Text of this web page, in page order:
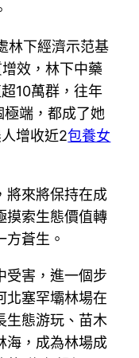
林下經濟示范基
效，林下中藥
10萬群，往年
端，都成了她
增收近2包養女
將來將保持在成
摸索生態價值轉
蒼生。
受害，進一個步
北塞罕壩林場在
生態游玩、苗木
海，成為林場成